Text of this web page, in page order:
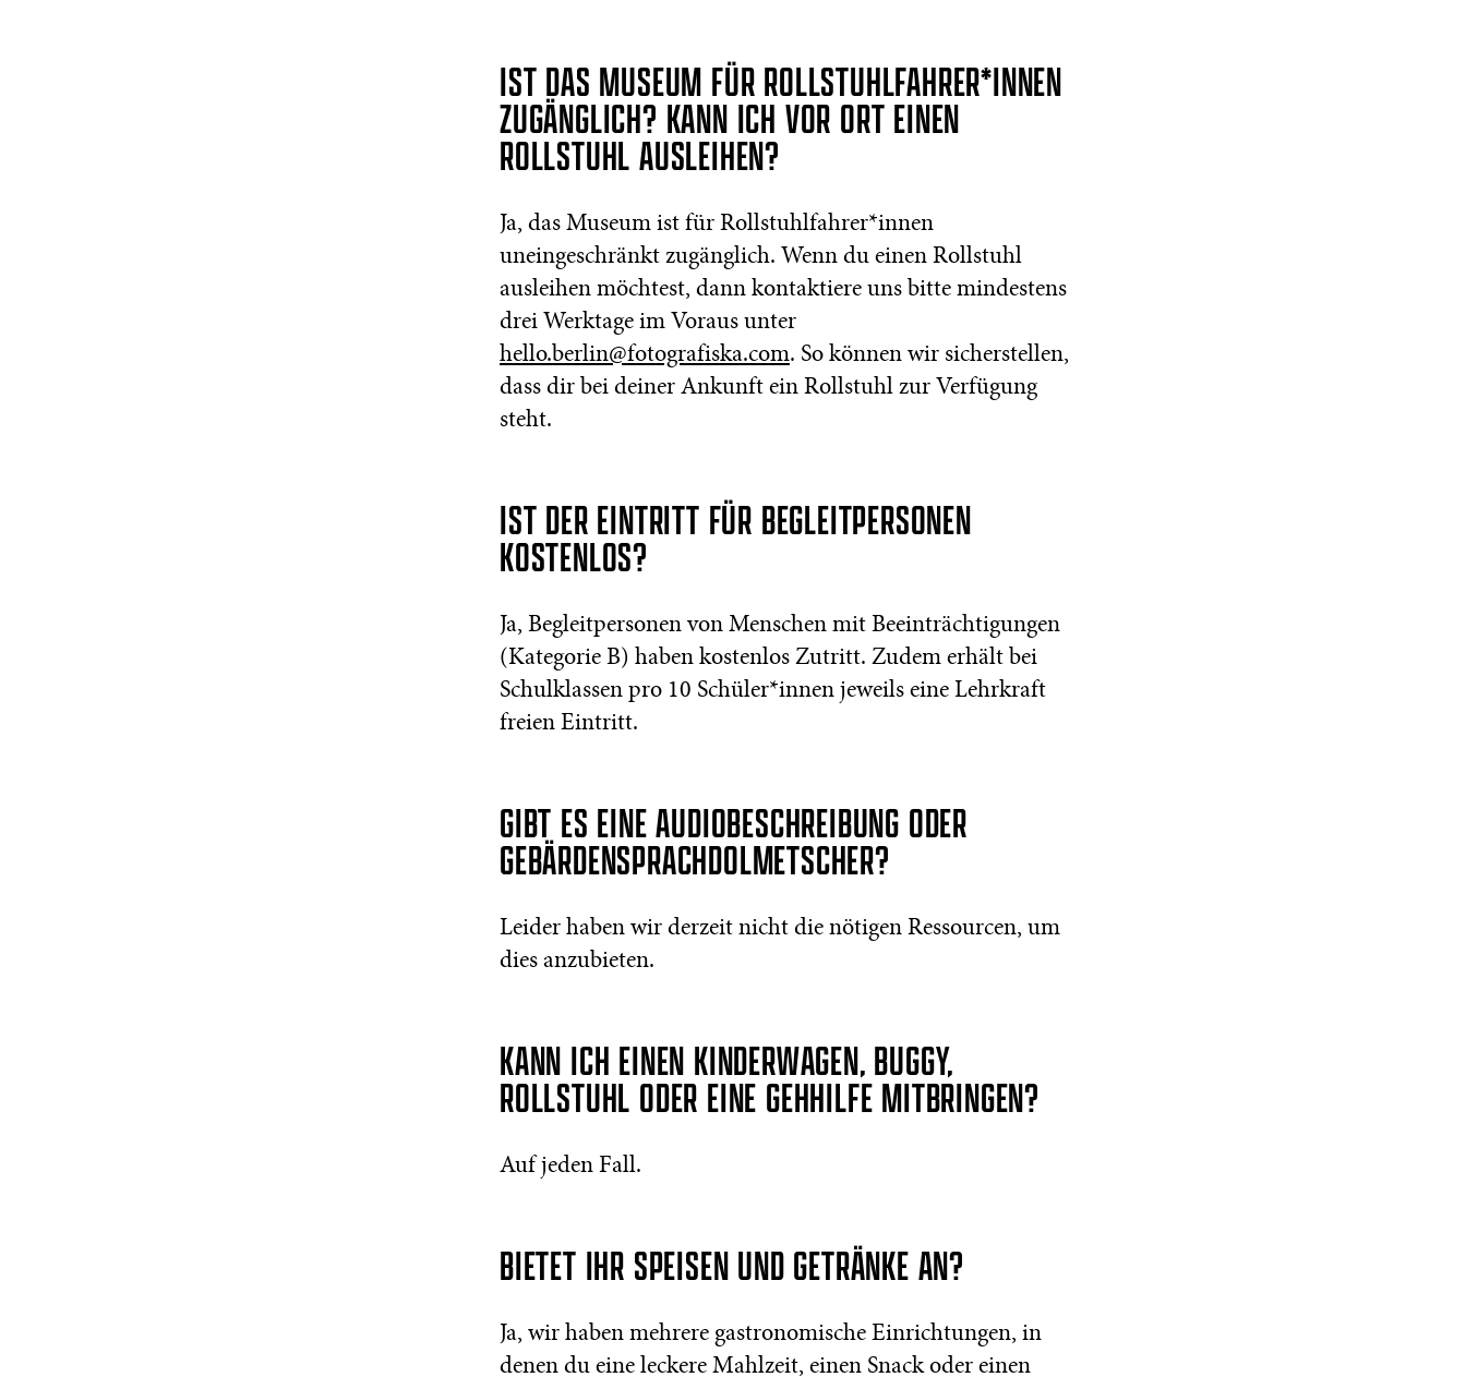
IST DAS MUSEUM FÜR ROLLSTUHLFAHRER*INNEN
ZUGÄNGLICH? KANN ICH VOR ORT EINEN
ROLLSTUHL AUSLEIHEN?
Ja, das Museum ist für Rollstuhlfahrer*innen
uneingeschränkt zugänglich. Wenn du einen Rollstuhl
ausleihen möchtest, dann kontaktiere uns bitte mindestens
drei Werktage im Voraus unter
hello.berlin@fotografiska.com. So können wir sicherstellen,
dass dir bei deiner Ankunft ein Rollstuhl zur Verfügung
steht.
IST DER EINTRITT FÜR BEGLEITPERSONEN
KOSTENLOS?
Ja, Begleitpersonen von Menschen mit Beeinträchtigungen
(Kategorie B) haben kostenlos Zutritt. Zudem erhält bei
Schulklassen pro 10 Schüler*innen jeweils eine Lehrkraft
freien Eintritt.
GIBT ES EINE AUDIOBESCHREIBUNG ODER
GEBÄRDENSPRACHDOLMETSCHER?
Leider haben wir derzeit nicht die nötigen Ressourcen, um
dies anzubieten.
KANN ICH EINEN KINDERWAGEN, BUGGY,
ROLLSTUHL ODER EINE GEHHILFE MITBRINGEN?
Auf jeden Fall.
BIETET IHR SPEISEN UND GETRÄNKE AN?
Ja, wir haben mehrere gastronomische Einrichtungen, in
denen du eine leckere Mahlzeit, einen Snack oder einen